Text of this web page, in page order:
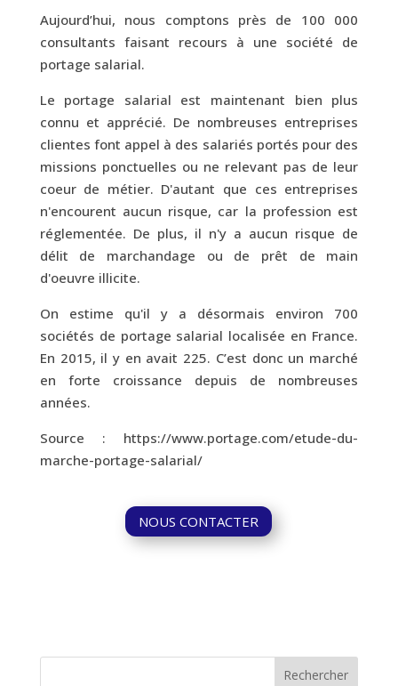
Aujourd’hui, nous comptons près de 100 000
consultants faisant recours à une société de
portage salarial.
Le portage salarial est maintenant bien plus
connu et apprécié. De nombreuses entreprises
clientes font appel à des salariés portés pour des
missions ponctuelles ou ne relevant pas de leur
coeur de métier. D'autant que ces entreprises
n'encourent aucun risque, car la profession est
réglementée. De plus, il n'y a aucun risque de
délit de marchandage ou de prêt de main
d'oeuvre illicite.
On estime qu'il y a désormais environ 700
sociétés de portage salarial localisée en France.
En 2015, il y en avait 225. C’est donc un marché
en forte croissance depuis de nombreuses
années.
Source : https://www.portage.com/etude-du-
marche-portage-salarial/
NOUS CONTACTER